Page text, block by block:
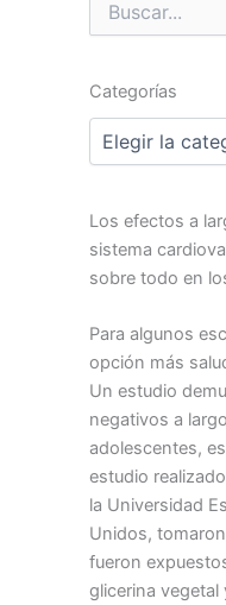
Buscar
por:
Categorías
Categorías
Los efectos a
sistema
sobre todo en
Para algunos
opción más
Un estudio
negativos a
adolescentes,
estudio
la Universidad
Unidos,
fueron
glicerina